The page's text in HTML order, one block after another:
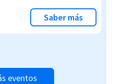
Saber más
eventos